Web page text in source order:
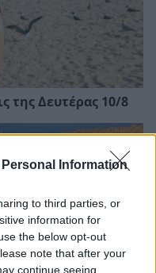
Information
to third parties, or
information for
the below opt-out
note that after your
continue seeing
της Δευτέρας 10/8